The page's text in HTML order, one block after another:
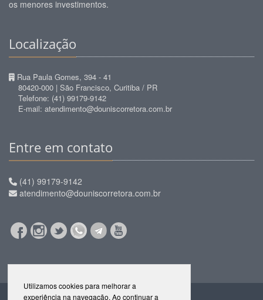
os menores investimentos.
Localização
Rua Paula Gomes, 394 - 41
80420-000 | São Francisco, Curitiba / PR
Telefone: (41) 99179-9142
E-mail: atendimento@douniscorretora.com.br
Entre em contato
(41) 99179-9142
atendimento@douniscorretora.com.br
Utilizamos cookies para melhorar a
experiência na navegação. Ao continuar a